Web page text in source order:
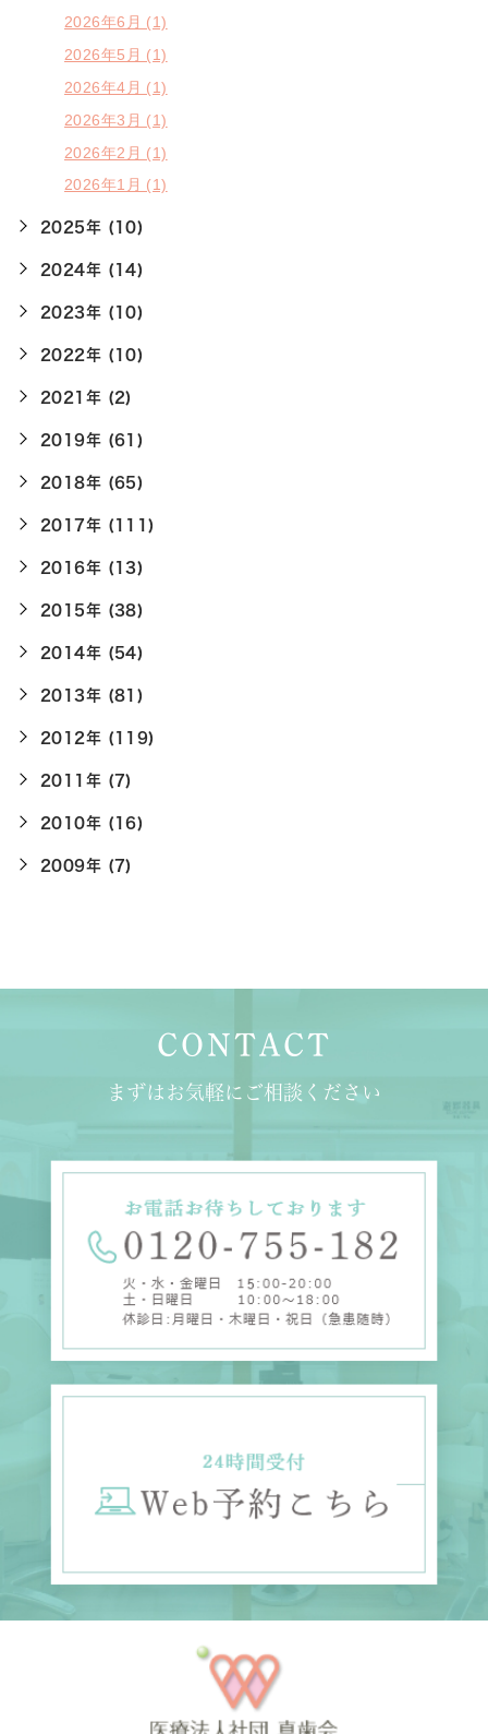
2026年6月 (1)
2026年5月 (1)
2026年4月 (1)
2026年3月 (1)
2026年2月 (1)
2026年1月 (1)
2025年 (10)
2024年 (14)
2023年 (10)
2022年 (10)
2021年 (2)
2019年 (61)
2018年 (65)
2017年 (111)
2016年 (13)
2015年 (38)
2014年 (54)
2013年 (81)
2012年 (119)
2011年 (7)
2010年 (16)
2009年 (7)
CONTACT
まずはお気軽にご相談ください